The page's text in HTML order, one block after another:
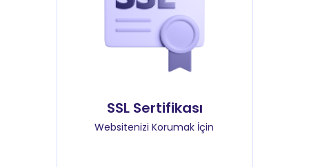
SSL Sertifikası
Websitenizi Korumak İçin